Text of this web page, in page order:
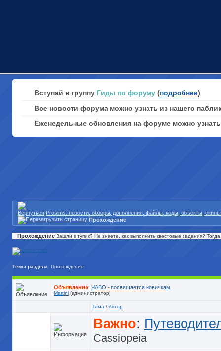
Вступай в группу Гиды по форуму (подробнее)
Все новости форума можно узнать из нашего
Еженедельные обновления на форуме можно
Prosims: новости, обзоры, дополнения, файлы, коды, объекты,
Прохождение
Прохождение Зашли в тупик? Не знаете, как выполнить квестовые задания?
Темы раздела: Прохождение
Объявление: ЧАВО - посвящается новичкам
Martini (администратор)
Тема / Автор
Важно:
Cassiopeia